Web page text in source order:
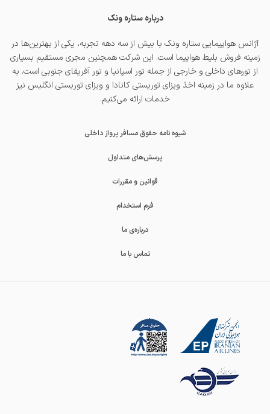
درباره ستاره ونک
آژانس هواپیمایی ستاره ونک با بیش از سه دهه تجربه، یکی از بهترین‌ها در
زمینه فروش بلیط هواپیما است. این شرکت همچنین مجری مستقیم بسیاری
از تورهای داخلی و خارجی از جمله تور اسپانیا و تور آفریقای جنوبی است. به
علاوه ما در زمینه اخذ ویزای توریستی کانادا و ویزای توریستی انگلیس نیز
خدمات ارائه می‌کنیم.
شیوه نامه حقوق مسافر پرواز داخلی
پرسش‌های متداول
قوانین و مقررات
فرم استخدام
درباره‌ی ما
تماس با ما